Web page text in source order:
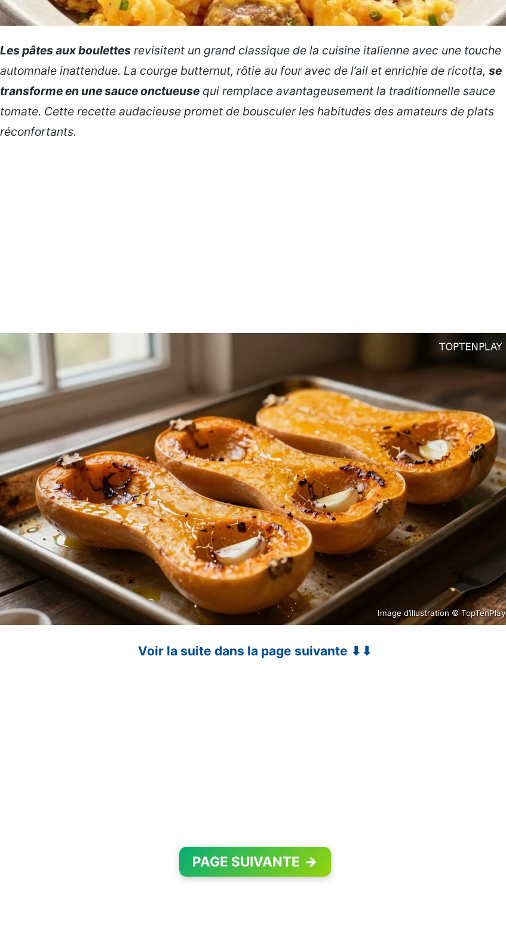
Les pâtes aux boulettes revisitent un grand classique de la cuisine italienne avec une touche
automnale inattendue. La courge butternut, rôtie au four avec de l’ail et enrichie de ricotta, se
transforme en une sauce onctueuse qui remplace avantageusement la traditionnelle sauce
tomate. Cette recette audacieuse promet de bousculer les habitudes des amateurs de plats
réconfortants.
Image d’illustration © TopTenPlay
Voir la suite dans la page suivante ⬇⬇
PAGE SUIVANTE →